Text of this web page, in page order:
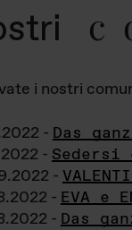
i nostri
- Das
- Sedersi
-
- EVA e
- Das